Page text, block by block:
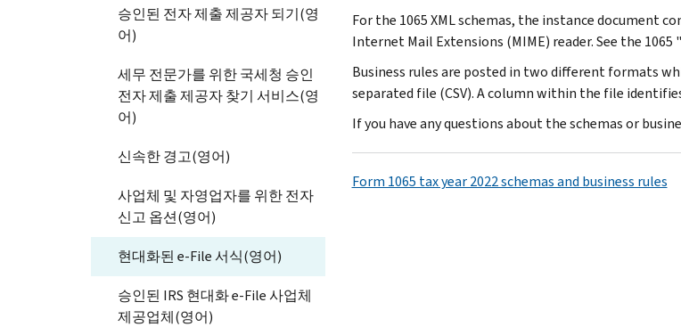
승인된 전자 제출 제공자 되기(영
어)
세무 전문가를 위한 국세청 승인
전자 제출 제공자 찾기 서비스(영
어)
신속한 경고(영어)
사업체 및 자영업자를 위한 전자
신고 옵션(영어)
현대화된 e-File 서식(영어)
승인된 IRS 현대화 e-File 사업체
제공업체(영어)
For the 1065 XML schemas, the instance document
Internet Mail Extensions (MIME) reader. See the
Business rules are posted in two different formats
separated file (CSV). A column within the file
If you have any questions about the schemas or
Form 1065 tax year 2022 schemas and business rules